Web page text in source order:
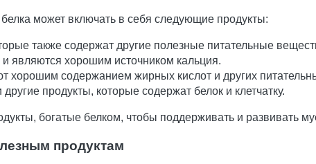
может включать в себя следующие продукты:
также содержат другие полезные питательные
являются хорошим источником кальция.
хорошим содержанием жирных кислот и других
продукты, которые содержат белок и клетчатку.
богатые белком, чтобы поддерживать и развивать
продуктам